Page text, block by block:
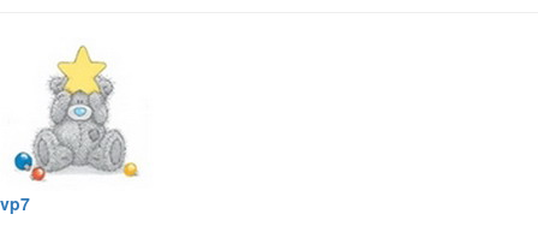
vp7